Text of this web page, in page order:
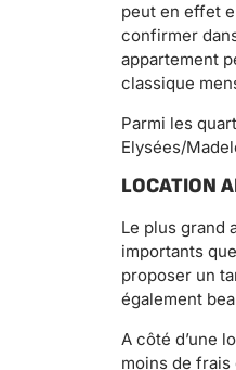
peut en effet
confirmer
appartement
classique
Parmi les
Elysées/
LOCATION
Le plus grand
importants
proposer un
également
A côté d’une
moins de frais